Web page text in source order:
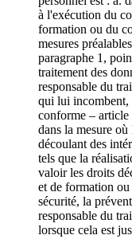
à l'exécution du
formation ou du
mesures
paragraphe 1,
traitement des
responsable du
qui lui incombent,
conforme –
dans la mesure
découlant des
tels que la
valoir les droits
et de formation
sécurité, la
responsable du
lorsque cela est